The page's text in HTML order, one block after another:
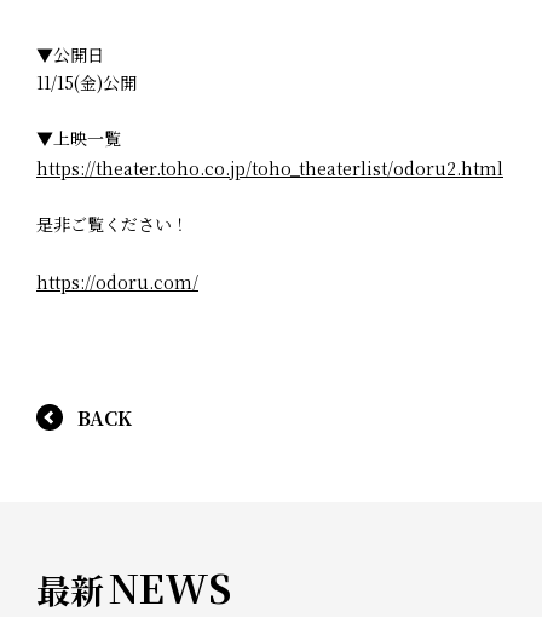
▼公開日
11/15(金)公開
▼上映一覧
https://theater.toho.co.jp/toho_theaterlist/odoru2.html
是非ご覧ください！
https://odoru.com/
BACK
最新NEWS